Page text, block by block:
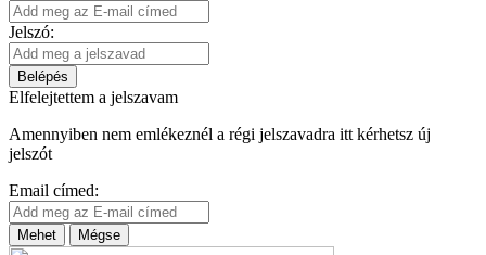
Jelszó:
Belépés
Elfelejtettem a jelszavam
Amennyiben nem emlékeznél a régi jelszavadra itt kérhetsz új
jelszót
Email címed:
Mehet Mégse